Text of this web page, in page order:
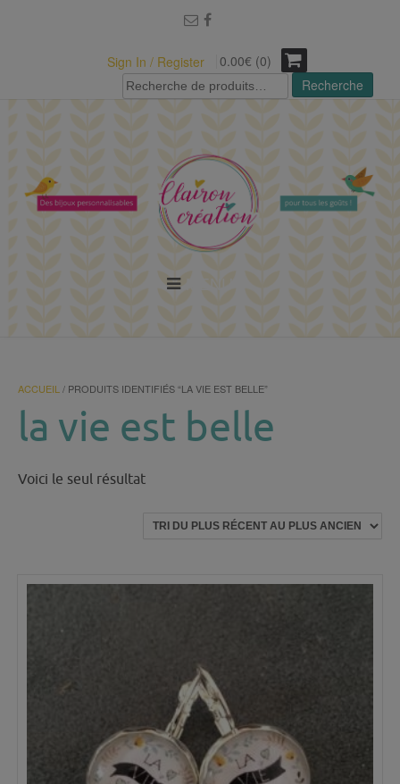
Sign In / Register
0.00€ (0)
Recherche
pour :
Recherche
ACCUEIL / PRODUITS IDENTIFIÉS “LA VIE EST BELLE”
la vie est belle
Voici le seul résultat